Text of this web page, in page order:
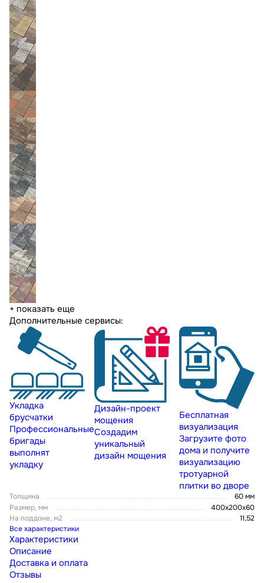
+ показать еще
Дополнительные сервисы:
Укладка
брусчатки
Профессиональные
бригады
выполнят
укладку
Дизайн-проект
мощения
Создадим
уникальный
дизайн мощения
Бесплатная
визуализация
Загрузите фото
дома и получите
визуализацию
тротуарной
плитки во дворе
Толщина
60 мм
Размер, мм
400х200х60
На поддоне, м2
11,52
Все характеристики
Характеристики
Описание
Доставка и оплата
Отзывы